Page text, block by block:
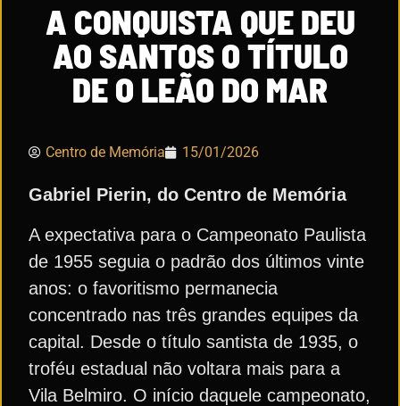
A CONQUISTA QUE DEU
AO SANTOS O TÍTULO
DE O LEÃO DO MAR
Centro de Memória 15/01/2026
Gabriel Pierin, do Centro de Memória
A expectativa para o Campeonato Paulista
de 1955 seguia o padrão dos últimos vinte
anos: o favoritismo permanecia
concentrado nas três grandes equipes da
capital. Desde o título santista de 1935, o
troféu estadual não voltara mais para a
Vila Belmiro. O início daquele campeonato,